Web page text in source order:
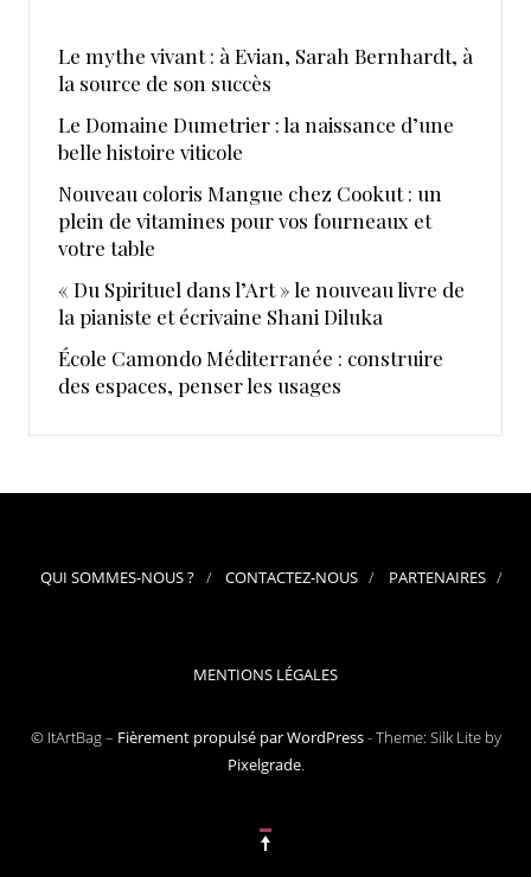
Le mythe vivant : à Evian, Sarah Bernhardt, à
la source de son succès
Le Domaine Dumetrier : la naissance d’une
belle histoire viticole
Nouveau coloris Mangue chez Cookut : un
plein de vitamines pour vos fourneaux et
votre table
« Du Spirituel dans l’Art » le nouveau livre de
la pianiste et écrivaine Shani Diluka
École Camondo Méditerranée : construire
des espaces, penser les usages
QUI SOMMES-NOUS ? CONTACTEZ-NOUS PARTENAIRES
MENTIONS LÉGALES
© ItArtBag – Fièrement propulsé par WordPress-Theme: Silk Lite by
Pixelgrade.